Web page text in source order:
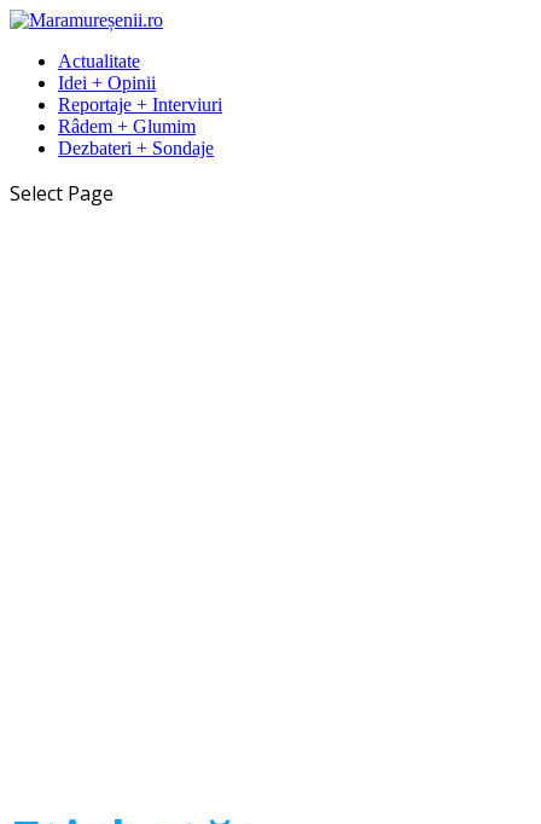
Actualitate
Idei + Opinii
Reportaje + Interviuri
Râdem + Glumim
Dezbateri + Sondaje
Select Page